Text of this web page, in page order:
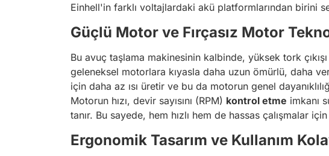
Einhell'in farklı voltajlardaki akü platformlarından birini
Güçlü Motor ve Fırçasız Motor
Bu avuç taşlama makinesinin kalbinde, yüksek tork
geleneksel motorlara kıyasla daha uzun ömürlü, daha
için daha az ısı üretir ve bu da motorun genel
Motorun hızı, devir sayısını (RPM) kontrol etme imkanı
tanır. Bu sayede, hem hızlı hem de hassas çalışmalar
Ergonomik Tasarım ve Kullanım